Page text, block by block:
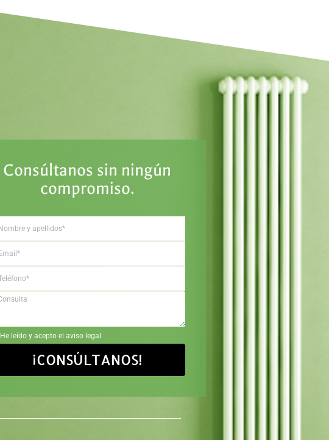
Consúltanos sin ningún
compromiso.
He leído y acepto el aviso legal
¡CONSÚLTANOS!